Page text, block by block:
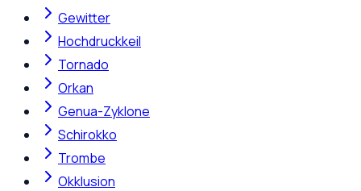
Gewitter
Hochdruckkeil
Tornado
Orkan
Genua-Zyklone
Schirokko
Trombe
Okklusion